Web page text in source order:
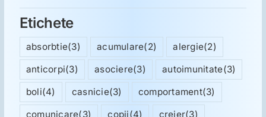
Etichete
absorbtie(3) acumulare(2) alergie(2)
anticorpi(3) asociere(3) autoimunitate(3)
boli(4) casnicie(3) comportament(3)
comunicare(3) copii(4) creier(3)